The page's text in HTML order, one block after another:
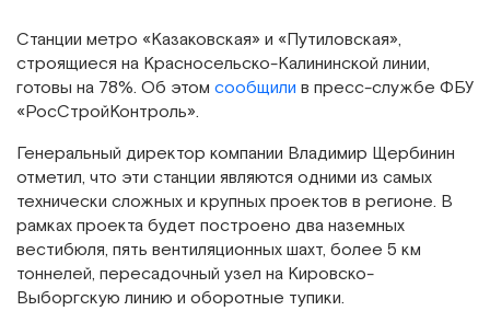
Станции метро «Казаковская» и «Путиловская»,
строящиеся на Красносельско-Калининской линии,
готовы на 78%. Об этом сообщили в пресс-службе ФБУ
«РосСтройКонтроль».
Генеральный директор компании Владимир Щербинин
отметил, что эти станции являются одними из самых
технически сложных и крупных проектов в регионе. В
рамках проекта будет построено два наземных
вестибюля, пять вентиляционных шахт, более 5 км
тоннелей, пересадочный узел на Кировско-
Выборгскую линию и оборотные тупики.